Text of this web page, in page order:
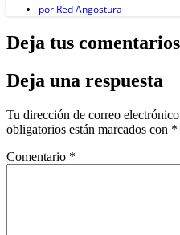
por Red Angostura
Deja tus comentarios
Deja una respuesta
Tu dirección de correo
obligatorios están marcados con *
Comentario *